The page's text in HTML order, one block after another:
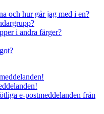
och hur går jag med i en?
i andra färger?
e-postmeddelanden från